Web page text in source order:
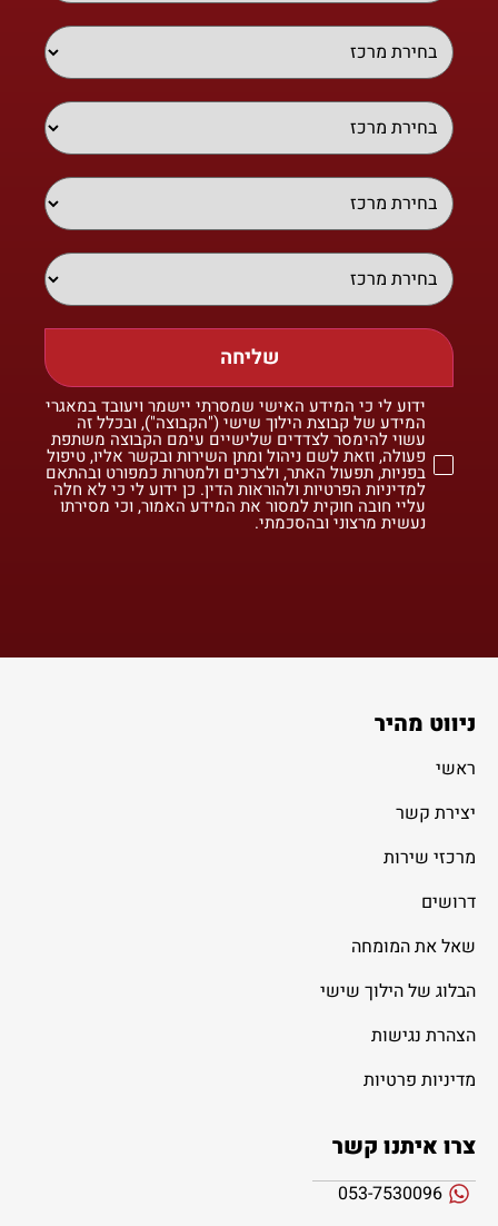
שליחה
ידוע לי כי המידע האישי שמסרתי יישמר ויעובד במאגרי
המידע של קבוצת הילוך שישי ("הקבוצה"), ובכלל זה
עשוי להימסר לצדדים שלישיים עימם הקבוצה משתפת
פעולה, וזאת לשם ניהול ומתן השירות ובקשר אליו, טיפול
בפניות, תפעול האתר, ולצרכים ולמטרות כמפורט ובהתאם
למדיניות הפרטיות ולהוראות הדין. כן ידוע לי כי לא חלה
עליי חובה חוקית למסור את המידע האמור, וכי מסירתו
נעשית מרצוני ובהסכמתי.
ניווט מהיר
ראשי
יצירת קשר
מרכזי שירות
דרושים
שאל את המומחה
הבלוג של הילוך שישי
הצהרת נגישות
מדיניות פרטיות
צרו איתנו קשר
053-7530096